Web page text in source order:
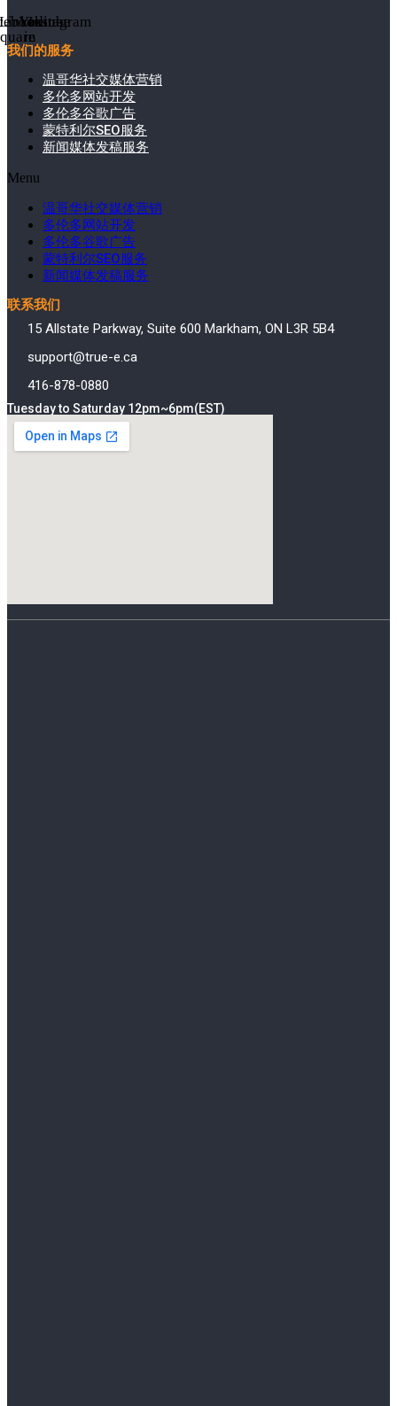
in
Youtube
Instagram
我们的服务
温哥华社交媒体营销
多伦多网站开发
多伦多谷歌广告
蒙特利尔SEO服务
新闻媒体发稿服务
Menu
温哥华社交媒体营销
多伦多网站开发
多伦多谷歌广告
蒙特利尔SEO服务
新闻媒体发稿服务
联系我们
15 Allstate Parkway, Suite 600 Markham, ON L3R 5B4
support@true-e.ca
416-878-0880
Tuesday to Saturday 12pm~6pm(EST)